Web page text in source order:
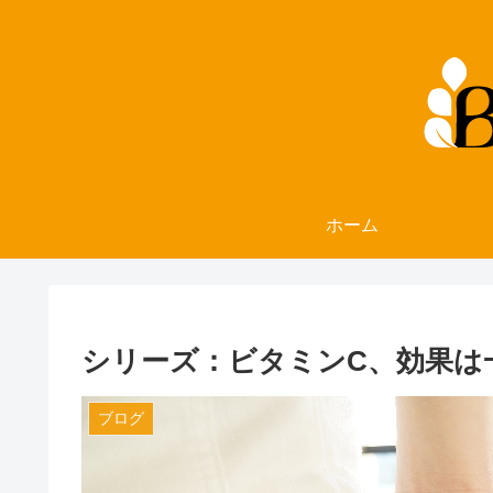
ホーム
シリーズ：ビタミンC、効果
ブログ